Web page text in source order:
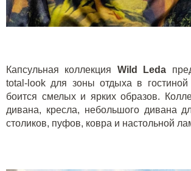
Капсульная коллекция Wild Leda
total-look для зоны отдыха в
боится смелых и ярких образов.
дивана, кресла, небольшого дивана
столиков, пуфов, ковра и настольной